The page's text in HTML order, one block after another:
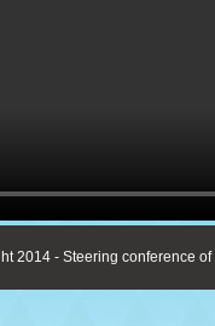
2014 - Steering conference